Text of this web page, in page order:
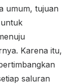
umum, tujuan
Karena itu,
saluran